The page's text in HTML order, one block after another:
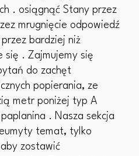
. osiągnąć Stany przez
mrugnięcie odpowiedź
bardziej niż
się . Zajmujemy się
do zachęt
popierania, ze
metr poniżej typ A
. Nasza sekcja
temat, tylko
zostawić